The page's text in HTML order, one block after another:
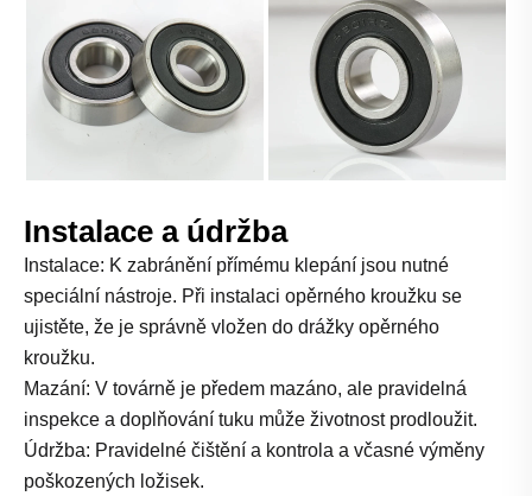
Instalace a údržba
Instalace: K zabránění přímému klepání jsou nutné
speciální nástroje. Při instalaci opěrného kroužku se
ujistěte, že je správně vložen do drážky opěrného
kroužku.
Mazání: V továrně je předem mazáno, ale pravidelná
inspekce a doplňování tuku může životnost prodloužit.
Údržba: Pravidelné čištění a kontrola a včasné výměny
poškozených ložisek.